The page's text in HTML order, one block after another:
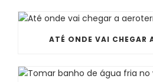
ATÉ ONDE VAI CHEGAR